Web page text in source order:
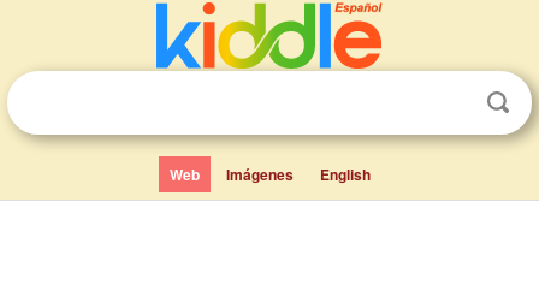
Web Imágenes English